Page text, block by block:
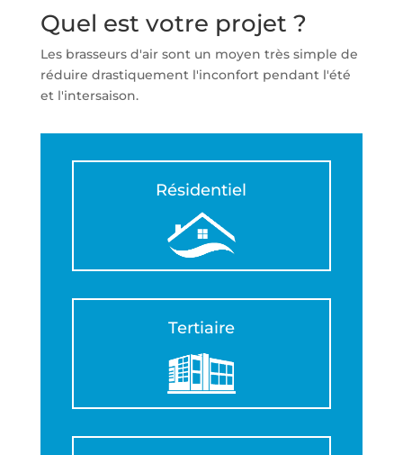
Quel est votre projet ?
Les brasseurs d'air sont un moyen très simple de
réduire drastiquement l'inconfort pendant l'été
et l'intersaison.
Résidentiel
Tertiaire